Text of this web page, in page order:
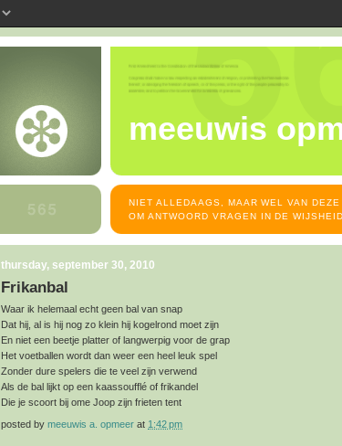
meeuwis
NIET ALLEDAAGS, MAAR WEL VAN
OM ANTWOORD VRAGEN IN DE
thursday, september 30, 2010
Frikanbal
Waar ik helemaal echt geen bal van snap
Dat hij, al is hij nog zo klein hij kogelrond moet zijn
En niet een beetje platter of langwerpig voor de grap
Het voetballen wordt dan weer een heel leuk spel
Zonder dure spelers die te veel zijn verwend
Als de bal lijkt op een kaassoufflé of frikandel
Die je scoort bij ome Joop zijn frieten tent
posted by meeuwis a. opmeer at 1:42 pm